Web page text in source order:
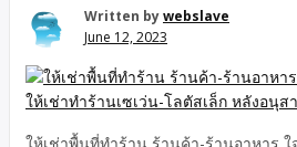
Written bywebslave
June 12, 2023